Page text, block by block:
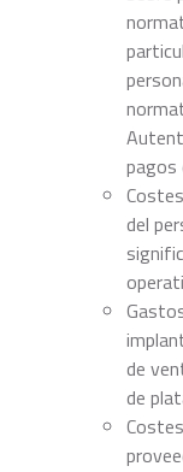
pagos
del
de
de